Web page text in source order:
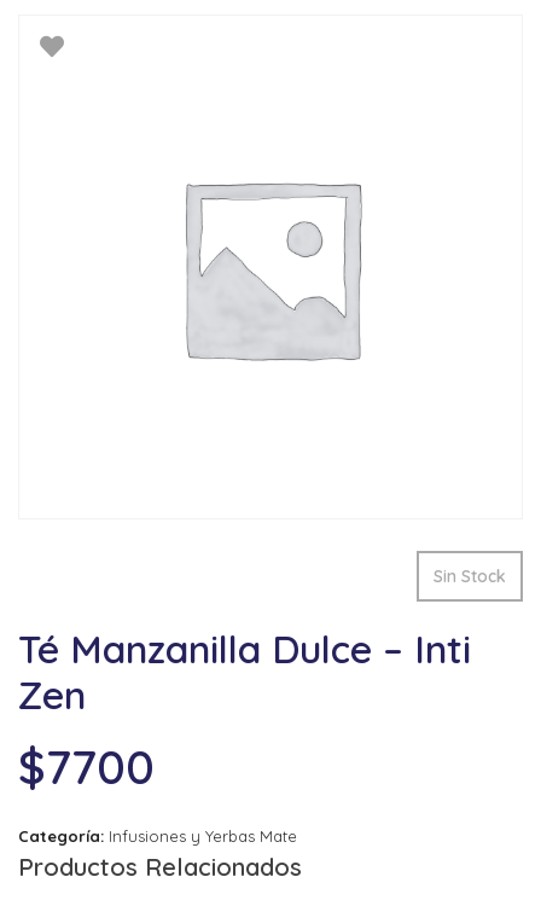
Sin Stock
Té Manzanilla Dulce – Inti
Zen
$7700
Categoría: Infusiones y Yerbas Mate
Productos Relacionados